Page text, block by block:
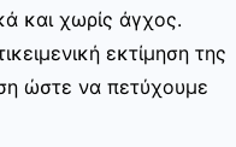
και χωρίς άγχος.
εκτίμηση της
ώστε να πετύχουμε